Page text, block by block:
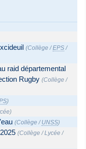
(Collège /EPS /
raid départemental
Rugby (Collège /
)
)
(Collège / UNSS)
(Collège /Lycée /